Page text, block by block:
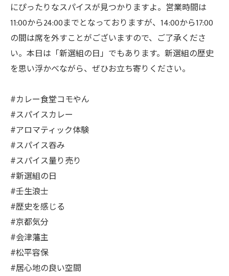
にぴったりなスパイスが見つかりますよ。営業時間は
11:00から24:00までとなっておりますが、14:00から17:00
の間は席を外すことがございますので、ご了承くださ
い。本日は「新選組の日」でもあります。新選組の歴史
を思い浮かべながら、ぜひお立ち寄りください。
#カレー食堂コモやん
#スパイスカレー
#アロマティック体験
#スパイス吞み
#スパイス量り売り
#新選組の日
#壬生浪士
#歴史を感じる
#京都気分
#会津藩主
#松平容保
#居心地の良い空間